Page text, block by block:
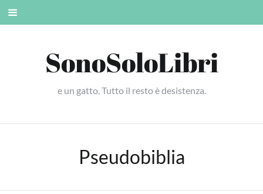
Skip
SonoSoloLibri
e un gatto. Tutto il resto è desistenza.
Pseudobiblia